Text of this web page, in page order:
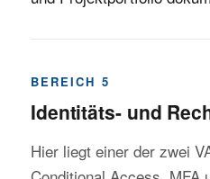
BEREICH 5
Identitäts- und
Hier liegt einer der zwei